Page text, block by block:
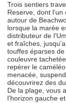
Trois sentiers
Reserve, dont
autour de
lorsque la marée
distributeur de
et fraîches,
touffes éparses
couleuvre
repérer le
menacée,
découvrirez des
De la plage, vous
l’horizon gauche